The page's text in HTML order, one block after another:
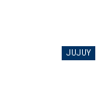
JUJUY